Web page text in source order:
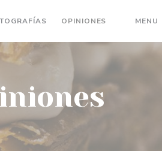
OPINIONES MENU